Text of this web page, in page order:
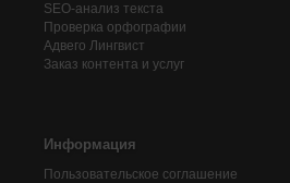
SEO-анализ текста
Проверка орфографии
Адвего Лингвист
Заказ контента и услуг
Информация
Пользовательское соглашение